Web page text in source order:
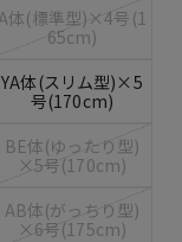
A体(標準型)×4号(1
65cm)
YA体(スリム型)×5
号(170cm)
BE体(ゆったり型)
×5号(170cm)
AB体(がっちり型)
×6号(175cm)